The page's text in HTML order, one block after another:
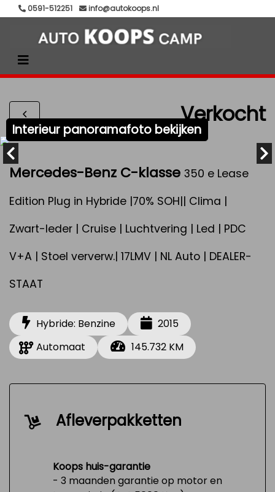
0591-512251 info@autokoops.nl
Verkocht
Interieur panoramafoto bekijken
Mercedes-Benz C-klasse 350 e Lease
Edition Plug in Hybride |70% SOH|| Clima |
Zwart-leder | Cruise | Luchtvering | Led | PDC
V+A | Stoel ververw.| 17LMV | NL Auto | DEALER-
STAAT
Hybride: Benzine
2015
Automaat
145.732 KM
Afleverpakketten
Koops huis-garantie
- 3 maanden garantie op motor en